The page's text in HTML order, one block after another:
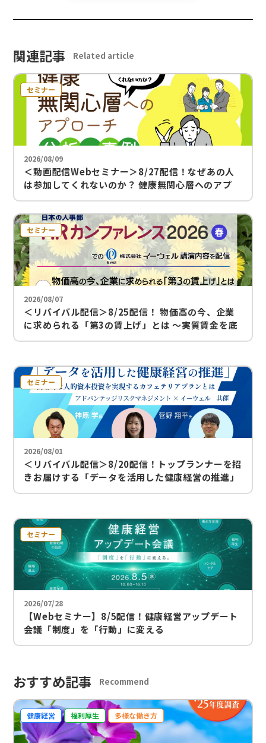
関連記事 Related article
セミナー
2026/08/09
＜動画配信Webセミナー＞8/27配信！なぜあの人
は参加してくれないのか？ 健康無関心層へのアプ
ローチ！分析と事例紹介
セミナー
2026/08/07
＜リバイバル配信＞8/25配信！ 物価高の今、企業
に求められる「第3の賃上げ」とは ～実質賃金を底
上げし、人材を留める福利厚生の在り方～
セミナー
2026/08/01
＜リバイバル配信＞8/20配信！トップランナーを招
きお届けする「データを活用した健康経営の推進」
～戦略的な人的資本投資を実現するカフェテリアプ
セミナー
2026/07/28
【Webセミナー】8/5配信！健康経営アップデート
会議「制度」を「行動」に変える
おすすめ記事 Recommend
健康経営 福利厚生 多様な働き方